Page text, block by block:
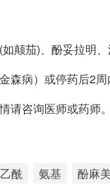
颠茄)、酚妥拉明、
病）或停药后2周
咨询医师或药师。
乙酰 氨基 酚麻